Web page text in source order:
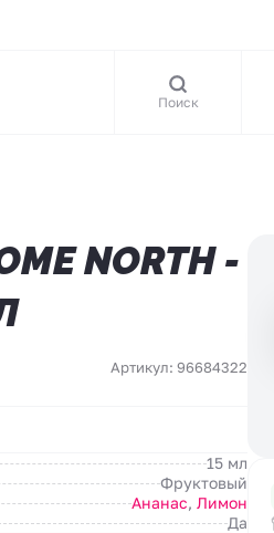
Поиск
NORTH -
Артикул: 96684322
15 мл
Фруктовый
Ананас, Лимон
Да